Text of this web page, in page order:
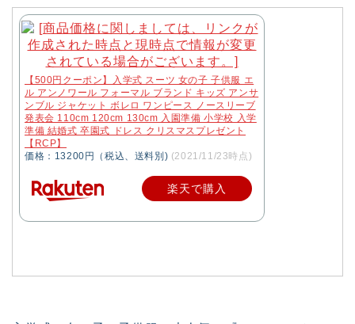
【500円クーポン】入学式 スーツ 女の子 子供服 エ
ル アンノワール フォーマル ブランド キッズ アンサ
ンブル ジャケット ボレロ ワンピース ノースリーブ
発表会 110cm 120cm 130cm 入園準備 小学校 入学
準備 結婚式 卒園式 ドレス クリスマスプレゼント
【RCP】
価格：13200円（税込、送料別) (2021/11/23時点)
楽天で購入